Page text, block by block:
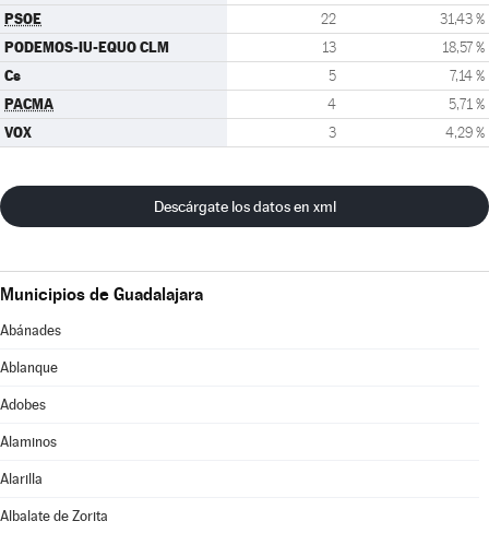
PSOE 22 31,43 %
PODEMOS-IU-EQUO CLM 13 18,57 %
Cs 5 7,14 %
PACMA 4 5,71 %
VOX 3 4,29 %
Descárgate los datos en xml
Municipios de Guadalajara
Abánades
Ablanque
Adobes
Alaminos
Alarilla
Albalate de Zorita